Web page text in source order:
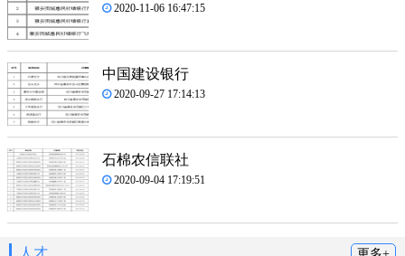
2020-11-06 16:47:15
中国建设银行
2020-09-27 17:14:13
石棉农信联社
2020-09-04 17:19:51
人才